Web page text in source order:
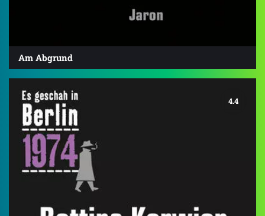
Am Abgrund
4.4